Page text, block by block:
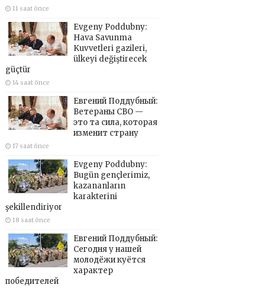
11 saat önce
Evgeny Poddubny:
Hava Savunma
Kuvvetleri gazileri,
ülkeyi değiştirecek
güçtür
14 saat önce
Евгений Поддубный:
Ветераны СВО —
это та сила, которая
изменит страну
17 saat önce
Evgeny Poddubny:
Bugün gençlerimiz,
kazananların
karakterini
şekillendiriyor
18 saat önce
Евгений Поддубный:
Сегодня у нашей
молодёжи куётся
характер
победителей